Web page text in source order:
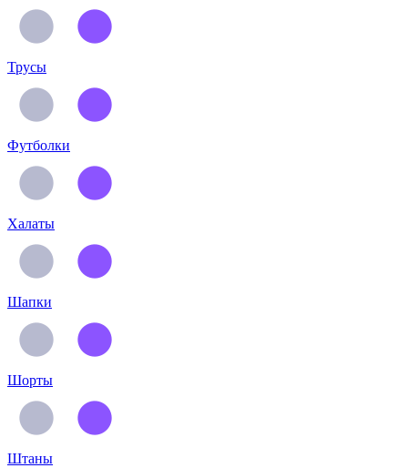
Трусы
Футболки
Халаты
Шапки
Шорты
Штаны